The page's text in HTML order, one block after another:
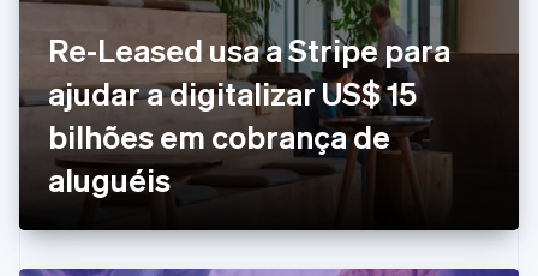
Re-Leased usa a Stripe para
ajudar a digitalizar US$ 15
bilhões em cobrança de
aluguéis
Croácia
English
Dinamarca
English
Emirados Árabes Unidos
English
Eslováquia
English
EnglishItaliano
Espanha